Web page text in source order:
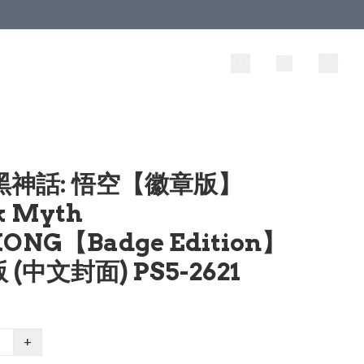
神話: 悟空【徽章版】
Myth
【Badge Edition】
(中文封面) PS5-2621
+